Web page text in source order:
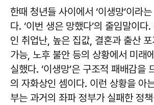
한때 청년들 사이에서 ‘이생망’이라
다. ‘이번 생은 망했다’의 줄임말이다
인 취업난, 높은 집값, 결혼과 출산
가능, 노후 불안 등의 상황에서 미래
실했다. ‘이생망’은 구조적 패배감을
의 자화상인 셈이다. 이런 상황을 아
부는 과거의 좌파 정부가 실패한 정